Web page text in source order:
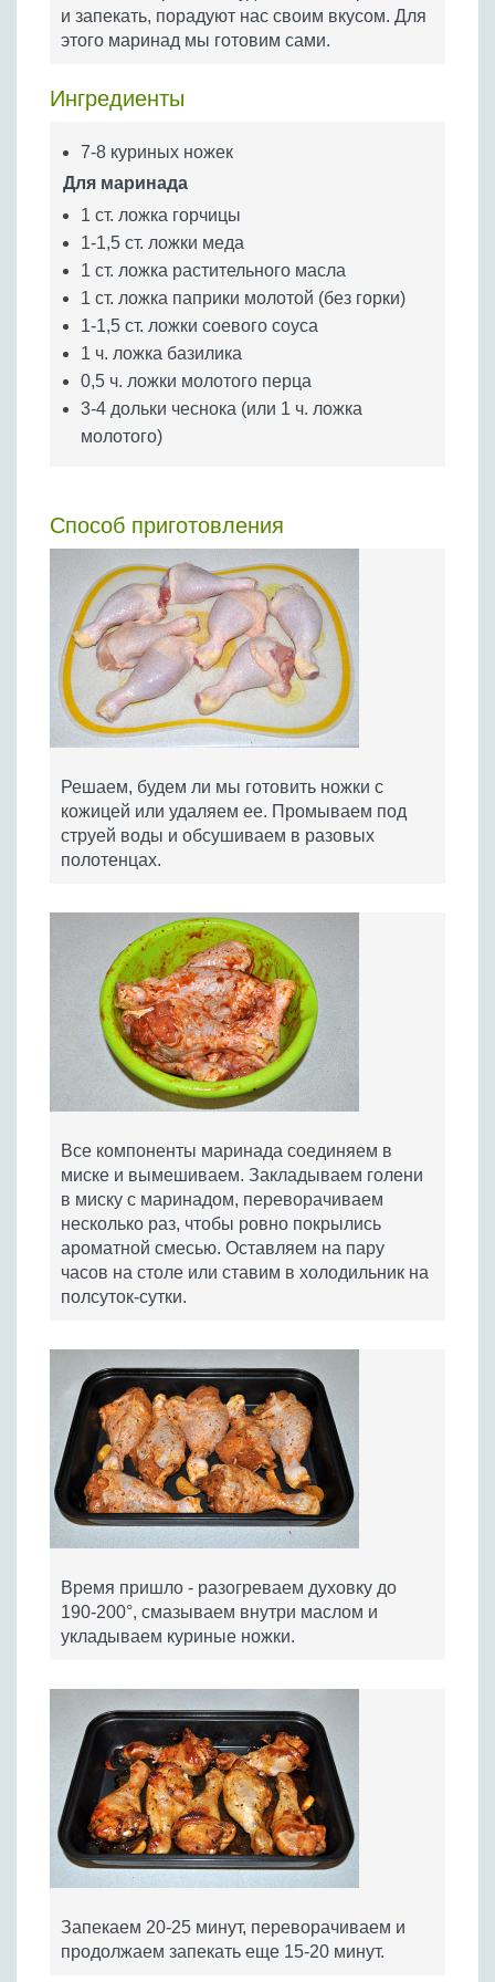
Бобовые
Яйца
и запекать, порадуют нас своим вкусом. Для
этого маринад мы готовим сами.
Ингредиенты
7-8 куриных ножек
Для маринада
1 ст. ложка горчицы
1-1,5 ст. ложки меда
1 ст. ложка растительного масла
1 ст. ложка паприки молотой (без горки)
1-1,5 ст. ложки соевого соуса
1 ч. ложка базилика
0,5 ч. ложки молотого перца
3-4 дольки чеснока (или 1 ч. ложка
молотого)
Способ приготовления
Решаем, будем ли мы готовить ножки с
кожицей или удаляем ее. Промываем под
струей воды и обсушиваем в разовых
полотенцах.
Все компоненты маринада соединяем в
миске и вымешиваем. Закладываем голени
в миску с маринадом, переворачиваем
несколько раз, чтобы ровно покрылись
ароматной смесью. Оставляем на пару
часов на столе или ставим в холодильник на
полсуток-сутки.
Время пришло - разогреваем духовку до
190-200°, смазываем внутри маслом и
укладываем куриные ножки.
Запекаем 20-25 минут, переворачиваем и
продолжаем запекать еще 15-20 минут.